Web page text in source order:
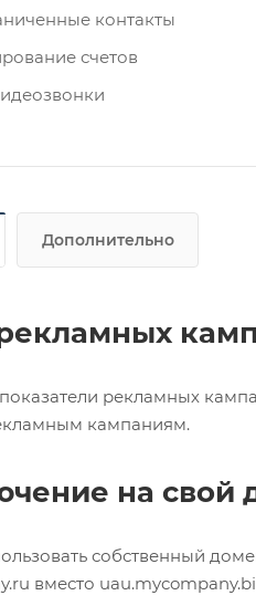
контакты
счетов
Дополнительно
рекламных
кампаниям.
на свой
собственный
вместо